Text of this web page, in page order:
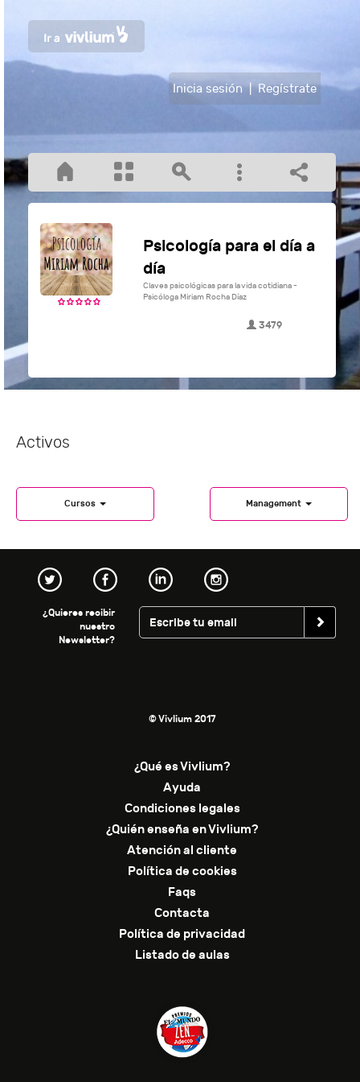
Inicia sesión | Regístrate
Psicología para el día a
día
Claves psicológicas para la vida cotidiana -
Psicóloga Miriam Rocha Díaz
3479
Activos
Cursos Management
¿Quieres recibir
nuestro
Newsletter?
© Vivlium 2017
¿Qué es Vivlium?
Ayuda
Condiciones legales
¿Quién enseña en Vivlium?
Atención al cliente
Política de cookies
Faqs
Contacta
Política de privacidad
Listado de aulas